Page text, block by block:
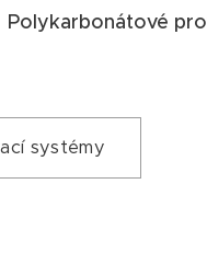
Polykarbonátové
systémy